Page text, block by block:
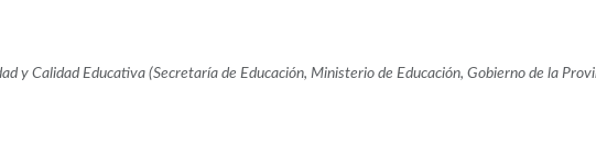
y Calidad Educativa (Secretaría de Educación, Ministerio de Educación, Gobierno de la